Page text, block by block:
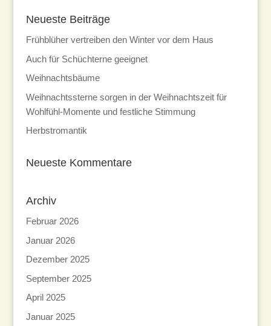
Neueste Beiträge
Frühblüher vertreiben den Winter vor dem Haus
Auch für Schüchterne geeignet
Weihnachtsbäume
Weihnachtssterne sorgen in der Weihnachtszeit für
Wohlfühl-Momente und festliche Stimmung
Herbstromantik
Neueste Kommentare
Archiv
Februar 2026
Januar 2026
Dezember 2025
September 2025
April 2025
Januar 2025